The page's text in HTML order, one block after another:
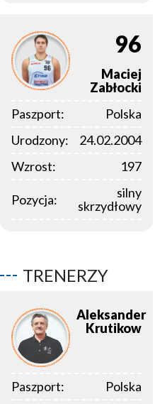
96
Maciej
Zabłocki
Paszport:
Polska
Urodzony:
24.02.2004
Wzrost:
197
Pozycja:
silny
skrzydłowy
TRENERZY
Aleksander
Krutikow
Paszport:
Polska